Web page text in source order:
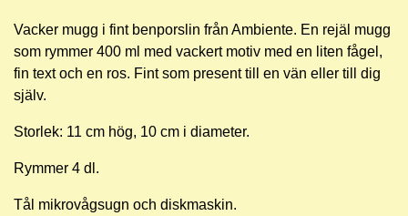
Vacker mugg i fint benporslin från Ambiente. En rejäl mugg
som rymmer 400 ml med vackert motiv med en liten fågel,
fin text och en ros. Fint som present till en vän eller till dig
själv.
Storlek: 11 cm hög, 10 cm i diameter.
Rymmer 4 dl.
Tål mikrovågsugn och diskmaskin.